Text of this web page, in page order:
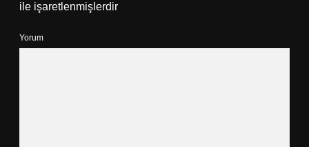
ile işaretlenmişlerdir
Yorum